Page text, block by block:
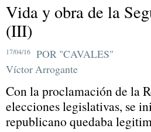
Vida y obra de la
(III)
17/04/16
POR "CAVALES"
Víctor Arrogante
Con la proclamación de la
elecciones legislativas, se
republicano quedaba